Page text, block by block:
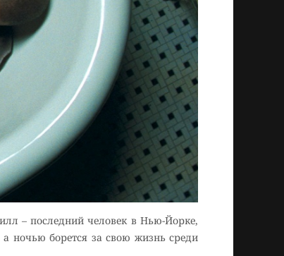
– последний человек в Нью-Йорке,
ночью борется за свою жизнь среди